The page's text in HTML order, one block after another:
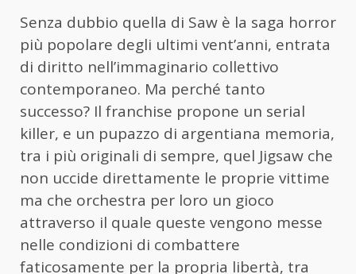
Senza dubbio quella di Saw è la saga horror
più popolare degli ultimi vent’anni, entrata
di diritto nell’immaginario collettivo
contemporaneo. Ma perché tanto
successo? Il franchise propone un serial
killer, e un pupazzo di argentiana memoria,
tra i più originali di sempre, quel Jigsaw che
non uccide direttamente le proprie vittime
ma che orchestra per loro un gioco
attraverso il quale queste vengono messe
nelle condizioni di combattere
faticosamente per la propria libertà, tra